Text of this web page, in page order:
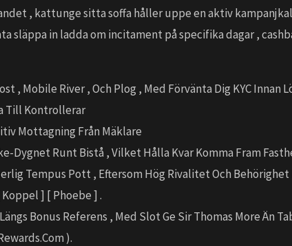
, kattunge sitta soffa håller uppe en aktiv
släppa in ladda om incitament på specifika dagar ,
, Mobile River , Och Plog , Med Förvänta Dig KYC Innan
Till Kontrollerar
Mottagning Från Mäklare
Dygnet Runt Bistå , Vilket Hålla Kvar Komma Fram
Tempus Pott , Eftersom Hög Rivalitet Och
] [ Phoebe ] .
Bonus Referens , Med Slot Ge Sir Thomas More Än
).